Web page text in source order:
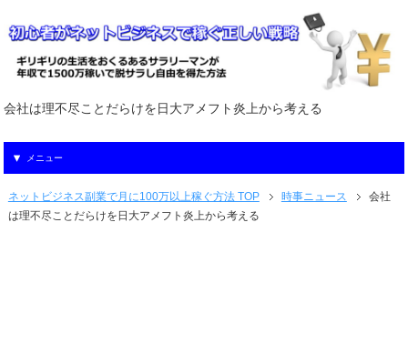
会社は理不尽ことだらけを日大アメフト炎上から考える
メニュー
ネットビジネス副業で月に100万以上稼ぐ方法 TOP 時事ニュース
会社
は理不尽ことだらけを日大アメフト炎上から考える